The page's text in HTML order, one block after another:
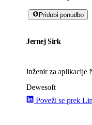
Pridobi ponudbo
Jernej Sirk
Inženir za aplikacije
Dewesoft
Poveži se prek